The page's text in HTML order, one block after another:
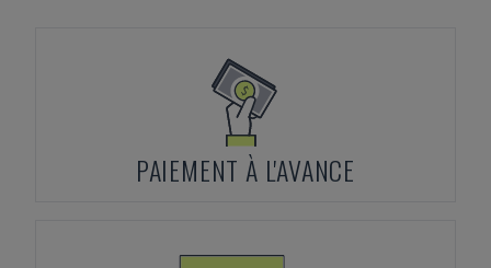
PAIEMENT À L'AVANCE